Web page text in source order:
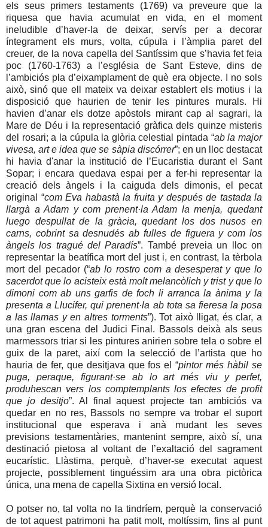
els seus primers testaments (1769) va preveure que la
riquesa que havia acumulat en vida, en el moment
ineludible d’haver-la de deixar, servís per a decorar
íntegrament els murs, volta, cúpula i l’àmplia paret del
creuer, de la nova capella del Santíssim que s’havia fet feia
poc (1760-1763) a l’església de Sant Esteve, dins de
l’ambiciós pla d’eixamplament de què era objecte. I no sols
això, sinó que ell mateix va deixar establert els motius i la
disposició que haurien de tenir les pintures murals. Hi
havien d’anar els dotze apòstols mirant cap al sagrari, la
Mare de Déu i la representació gràfica dels quinze misteris
del rosari; a la cúpula la glòria celestial pintada “ab la major
vivesa, art e idea que se sàpia discórrer”; en un lloc destacat
hi havia d'anar la institució de l’Eucaristia durant el Sant
Sopar; i encara quedava espai per a fer-hi representar la
creació dels àngels i la caiguda dels dimonis, el pecat
original “com Eva habastà la fruita y después de tastada la
llargà a Adam y com prenent·la Adam la menja, quedant
luego despullat de la gràcia, quedant los dos nusos en
carns, cobrint sa desnudés ab fulles de figuera y com los
àngels los tragué del Paradís”. També preveia un lloc on
representar la beatífica mort del just i, en contrast, la tèrbola
mort del pecador (“ab lo rostro com a desesperat y que lo
sacerdot que lo acisteix està molt melancòlich y trist y que lo
dimoni com ab uns garfis de foch li arranca la ànima y la
presenta a Llucifer, qui prenent·la ab tota sa fieresa la posa
a las llamas y en altres torments”). Tot això lligat, és clar, a
una gran escena del Judici Final. Bassols deixà als seus
marmessors triar si les pintures anirien sobre tela o sobre el
guix de la paret, així com la selecció de l’artista que ho
hauria de fer, que desitjava que fos el “pintor més hàbil se
puga, peraque, figurant·se ab lo art més viu y perfet,
produhescan vers los comptemplants los efectes de profit
que jo desitjo”. Al final aquest projecte tan ambiciós va
quedar en no res, Bassols no sempre va trobar el suport
institucional que esperava i anà mudant les seves
previsions testamentàries, mantenint sempre, això sí, una
destinació pietosa al voltant de l’exaltació del sagrament
eucarístic. Llàstima, perquè, d’haver-se executat aquest
projecte, possiblement tinguéssim ara una obra pictòrica
única, una mena de capella Sixtina en versió local.
O potser no, tal volta no la tindríem, perquè la conservació
de tot aquest patrimoni ha patit molt, moltíssim, fins al punt